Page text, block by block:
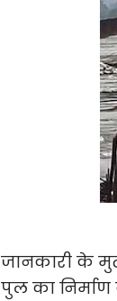
जानकारी के
पुल का